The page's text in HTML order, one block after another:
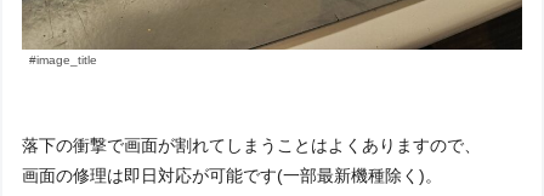
#image_title
落下の衝撃で画面が割れてしまうことはよくありますので、
画面の修理は即日対応が可能です(一部最新機種除く)。